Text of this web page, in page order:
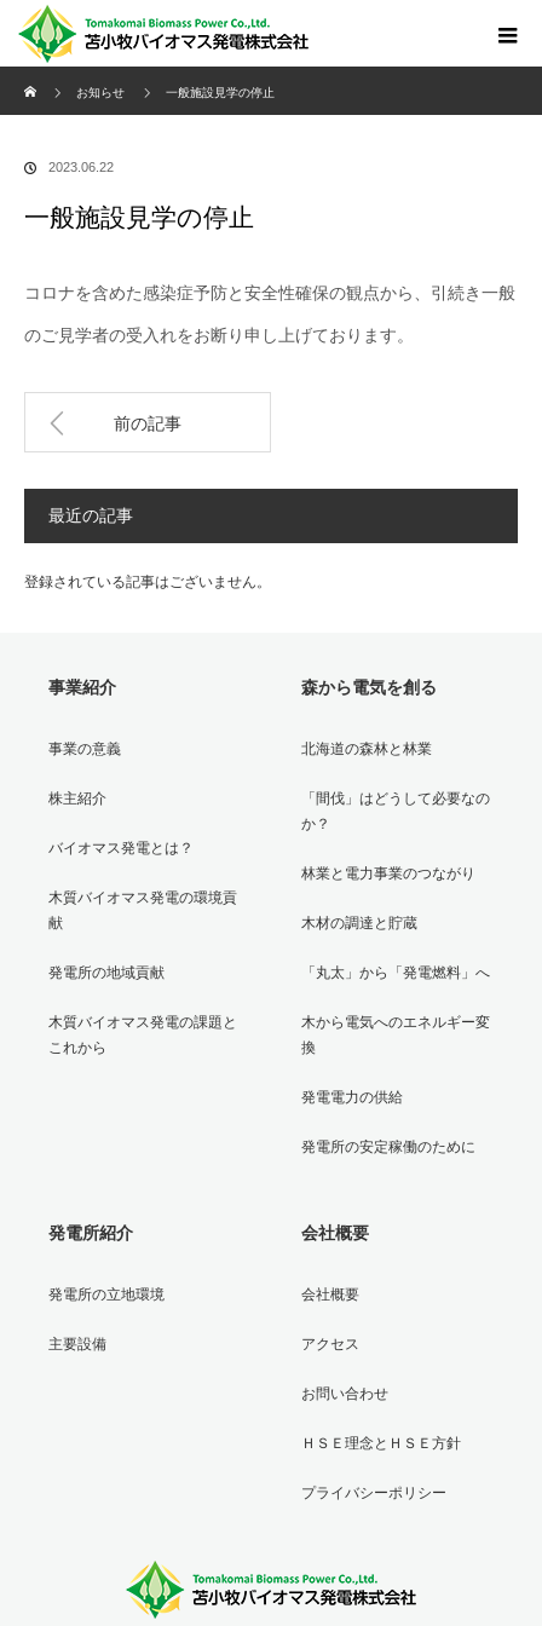
お知らせ
一般施設見学の停止
2023.06.22
一般施設見学の停止
コロナを含めた感染症予防と安全性確保の観点から、引続き一般
のご見学者の受入れをお断り申し上げております。
前の記事
最近の記事
登録されている記事はございません。
事業紹介
事業の意義
株主紹介
バイオマス発電とは？
木質バイオマス発電の環境貢
献
発電所の地域貢献
木質バイオマス発電の課題と
これから
森から電気を創る
北海道の森林と林業
「間伐」はどうして必要なの
か？
林業と電力事業のつながり
木材の調達と貯蔵
「丸太」から「発電燃料」へ
木から電気へのエネルギー変
換
発電電力の供給
発電所の安定稼働のために
発電所紹介
発電所の立地環境
主要設備
会社概要
会社概要
アクセス
お問い合わせ
ＨＳＥ理念とＨＳＥ方針
プライバシーポリシー